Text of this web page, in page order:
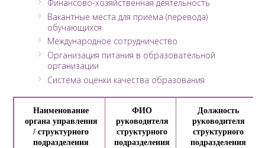
Финансово-хозяйственная деятельность
Вакантные места для приема (перевода)
обучающихся
Международное сотрудничество
Организация питания в образовательной
организации
Система оценки качества образования
Наименование
органа управления
/ структурного
подразделения
ФИО
руководителя
структурного
подразделения
Должность
руководителя
структурного
подразделения